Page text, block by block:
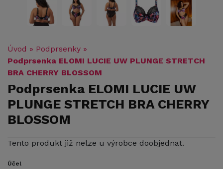
Úvod » Podprsenky »
Podprsenka ELOMI LUCIE UW PLUNGE STRETCH
BRA CHERRY BLOSSOM
Podprsenka ELOMI LUCIE UW
PLUNGE STRETCH BRA CHERRY
BLOSSOM
Tento produkt již nelze u výrobce doobjednat.
Účel